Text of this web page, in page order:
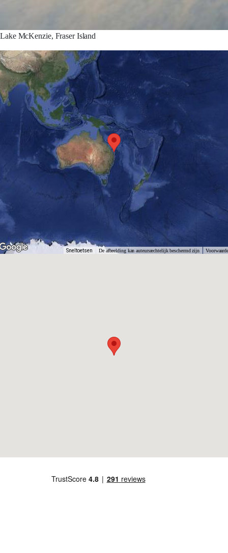
Lake McKenzie, Fraser Island
Sneltoetsen De afbeelding kan auteursrechtelijk beschermd zijn